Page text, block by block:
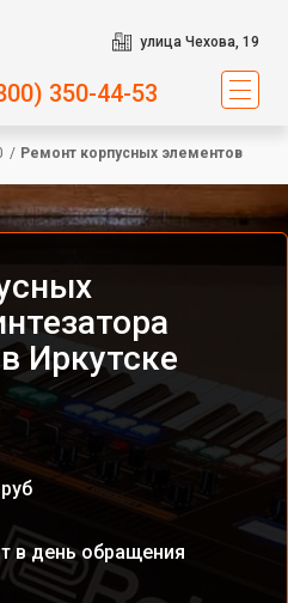
улица Чехова, 19
350-44-53
/ Ремонт корпусных элементов
Иркутске
руб
в день обращения